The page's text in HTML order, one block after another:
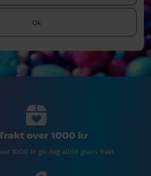
Ok
over 1000 kr
1000 kr gir deg alltid gratis frakt